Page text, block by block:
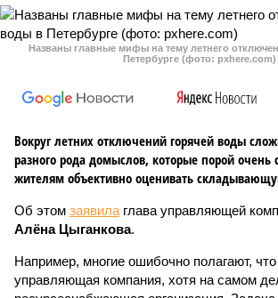
Названы главные мифы на тему летнего
Петербурге (фото: pxhere.com)
Вокруг летних отключений горячей воды
разного рода домыслов, которые порой
жителям объективно оценивать
Об этом заявила глава управляющей
Алёна Цыганкова.
Например, многие ошибочно полагают,
управляющая компания, хотя на самом